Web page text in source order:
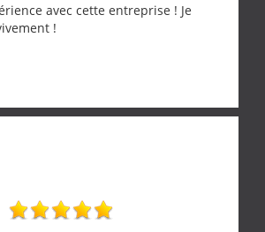
avec cette entreprise ! Je
!